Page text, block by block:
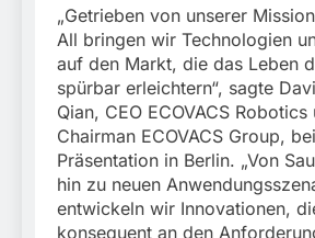
„Getrieben von unserer
All bringen wir Technologien
auf den Markt, die das Leben
spürbar erleichtern“, sagte
Qian, CEO ECOVACS
Chairman ECOVACS Group,
Präsentation in Berlin. „Von
hin zu neuen
entwickeln wir Innovationen,
konsequent an den